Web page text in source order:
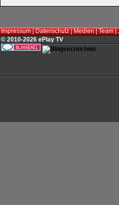
Impressum|Datenschutz|Medien|Team|
© 2010-2026 ePlay TV